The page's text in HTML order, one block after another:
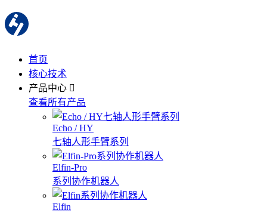
首页
核心技术
产品中心
查看所有产品
Echo / HY
七轴人形手臂系列
Elfin-Pro
系列协作机器人
Elfin